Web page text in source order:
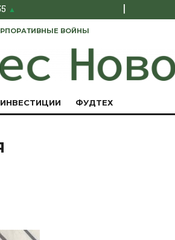
▲ |
ВОЙНЫ
ИНВЕСТИЦИИ ФУДТЕХ